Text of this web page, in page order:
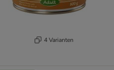
4 Varianten